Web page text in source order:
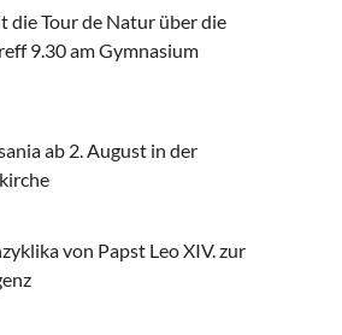
die Tour de Natur über die
9.30 am Gymnasium
ab 2. August in der
von Papst Leo XIV. zur